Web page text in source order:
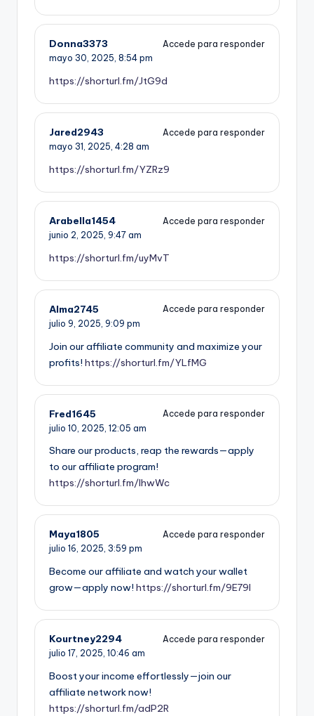
Donna3373
Accede para responder
mayo 30, 2025, 8:54 pm
https://shorturl.fm/JtG9d
Jared2943
Accede para responder
mayo 31, 2025, 4:28 am
https://shorturl.fm/YZRz9
Arabella1454
Accede para responder
junio 2, 2025, 9:47 am
https://shorturl.fm/uyMvT
Alma2745
Accede para responder
julio 9, 2025, 9:09 pm
Join our affiliate community and maximize your
profits! https://shorturl.fm/YLfMG
Fred1645
Accede para responder
julio 10, 2025, 12:05 am
Share our products, reap the rewards—apply
to our affiliate program!
https://shorturl.fm/IhwWc
Maya1805
Accede para responder
julio 16, 2025, 3:59 pm
Become our affiliate and watch your wallet
grow—apply now! https://shorturl.fm/9E79l
Kourtney2294
Accede para responder
julio 17, 2025, 10:46 am
Boost your income effortlessly—join our
affiliate network now!
https://shorturl.fm/adP2R